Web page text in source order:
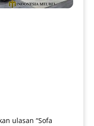
ulasan “Sofa